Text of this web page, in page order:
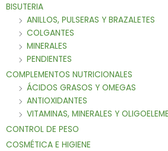
BISUTERIA
ANILLOS, PULSERAS Y BRAZALETES
COLGANTES
MINERALES
PENDIENTES
COMPLEMENTOS NUTRICIONALES
ÁCIDOS GRASOS Y OMEGAS
ANTIOXIDANTES
VITAMINAS, MINERALES Y
CONTROL DE PESO
COSMÉTICA E HIGIENE